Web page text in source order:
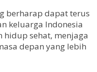
berharap dapat terus
keluarga Indonesia
sehat, menjaga
depan yang lebih